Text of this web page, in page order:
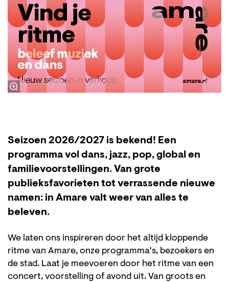
Seizoen 2026/2027 is bekend! Een
programma vol dans, jazz, pop, global en
familievoorstellingen. Van grote
publieksfavorieten tot verrassende nieuwe
namen: in Amare valt weer van alles te
beleven.
We laten ons inspireren door het altijd kloppende
ritme van Amare, onze programma’s, bezoekers en
de stad. Laat je meevoeren door het ritme van een
concert, voorstelling of avond uit. Van groots en